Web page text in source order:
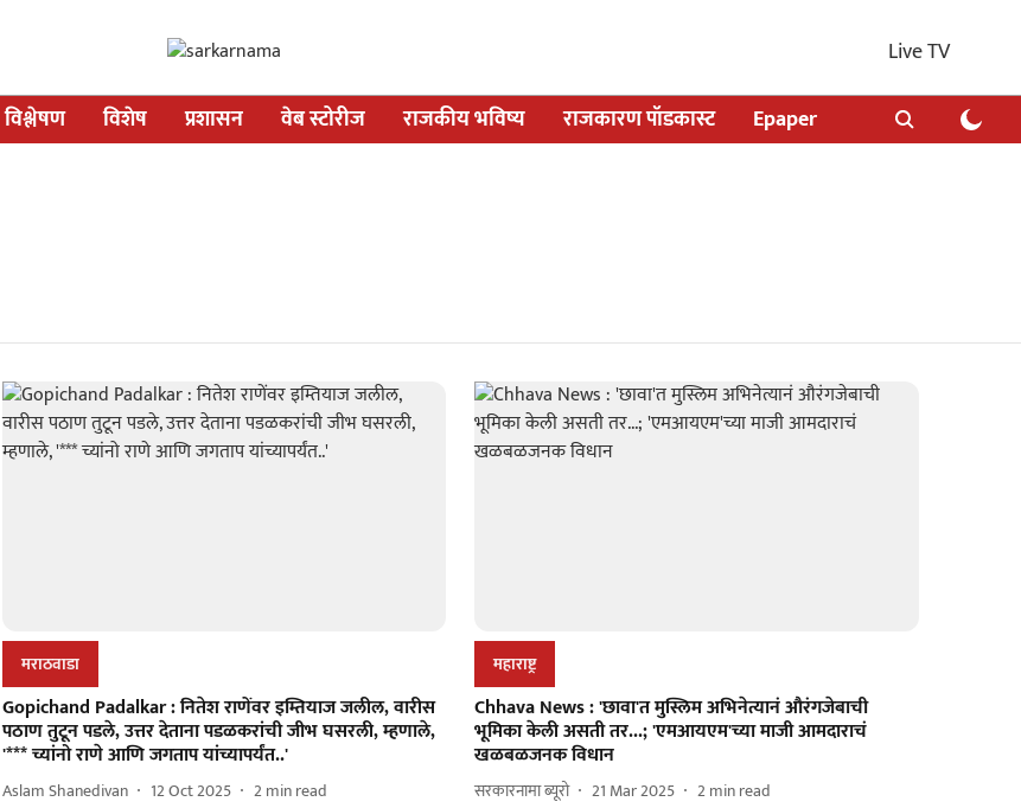
Live TV
विश्लेषण विशेष प्रशासन वेब स्टोरीज राजकीय भविष्य राजकारण पॉडकास्ट Epaper
मराठवाडा
Gopichand Padalkar : नितेश राणेंवर इम्तियाज जलील, वारीस
पठाण तुटून पडले, उत्तर देताना पडळकरांची जीभ घसरली, म्हणाले,
'*** च्यांनो राणे आणि जगताप यांच्यापर्यंत..'
Aslam Shanedivan 12 Oct 2025 2min read
महाराष्ट्र
Chhava News : 'छावा'त मुस्लिम अभिनेत्यानं औरंगजेबाची
भूमिका केली असती तर...; 'एमआयएम'च्या माजी आमदाराचं
खळबळजनक विधान
सरकारनामा ब्यूरो 21 Mar 2025 2min read